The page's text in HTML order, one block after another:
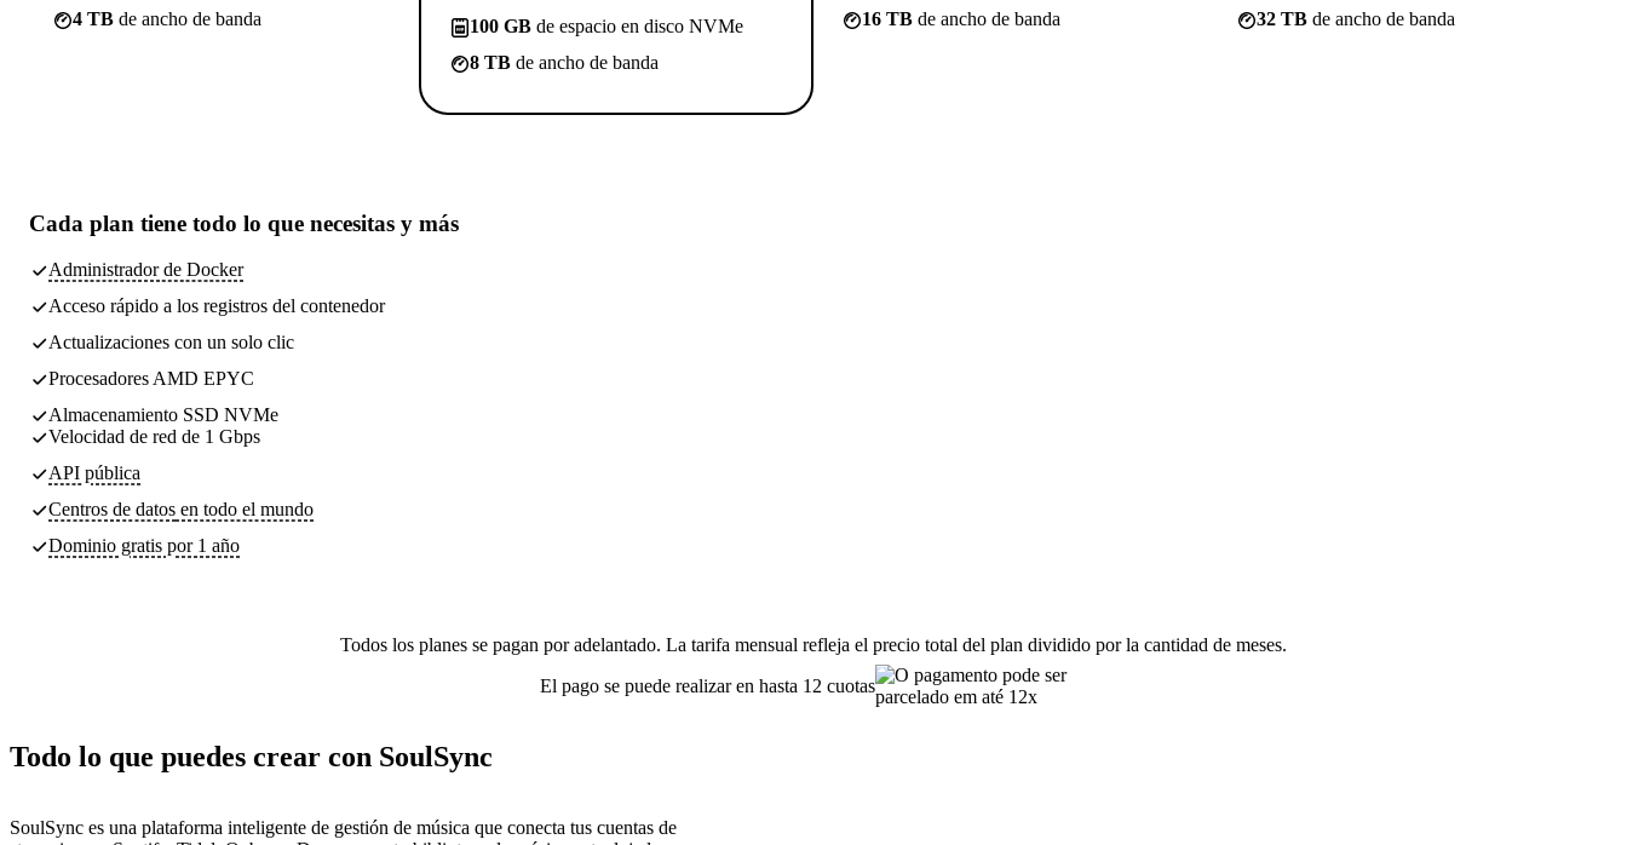
4 TB de ancho de banda
100 GB de espacio en disco NVMe
8 TB de ancho de banda
16 TB de ancho de banda
32 TB de ancho de banda
Cada plan tiene todo lo que necesitas y más
Administrador de Docker
Acceso rápido a los registros del contenedor
Actualizaciones con un solo clic
Procesadores AMD EPYC
Almacenamiento SSD NVMe
Velocidad de red de 1 Gbps
API pública
Centros de datos en todo el mundo
Dominio gratis por 1 año
Todos los planes se pagan por adelantado. La tarifa mensual refleja el precio total del plan dividido por la cantidad de meses.
El pago se puede realizar en hasta 12 cuotas
Todo lo que puedes crear con SoulSync
SoulSync es una plataforma inteligente de gestión de música que conecta tus cuentas de